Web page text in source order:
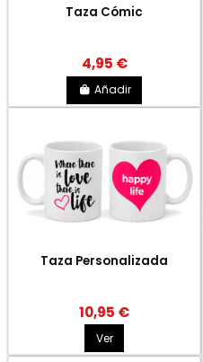
Taza Cómic
4,95 €
Añadir
Taza Personalizada
10,95 €
Ver